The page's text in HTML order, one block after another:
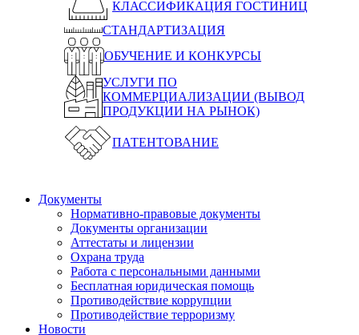
КЛАССИФИКАЦИЯ ГОСТИНИЦ
СТАНДАРТИЗАЦИЯ
ОБУЧЕНИЕ И КОНКУРСЫ
УСЛУГИ ПО
КОММЕРЦИАЛИЗАЦИИ (ВЫВОД
ПРОДУКЦИИ НА РЫНОК)
ПАТЕНТОВАНИЕ
Документы
Нормативно-правовые документы
Документы организации
Аттестаты и лицензии
Охрана труда
Работа с персональными данными
Бесплатная юридическая помощь
Противодействие коррупции
Противодействие терроризму
Новости